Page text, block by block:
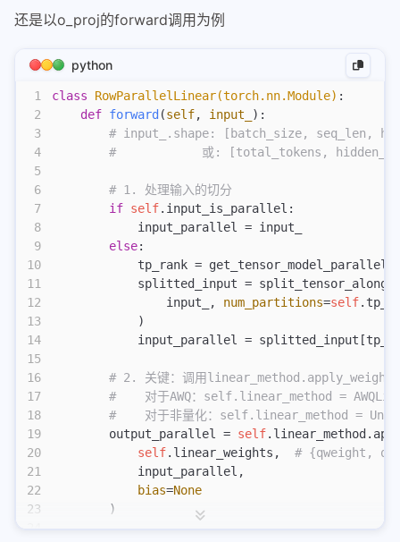
50
        return
{"qweight"
还是以o_proj的forward调用为例
python
1
2
3
4
5
6
7
8
9
10
11
12
13
14
15
16
17
18
19
20
21
22
23
class RowParallelLinear(torch.nn.Module) :
    def
forward (self, input_
):
# input_.shape: [batch_size, seq_len,
#            或: [total_tokens,
        # 1. 处理输入的切分
        if
self.input_is_parallel:
            input_parallel = input_
        else
:
tp_rank =
splitted_input =
                input_,
num_partitions=self
            )
input_parallel =
# 2. 关键：调用
#    对于AWQ：self.linear_method =
#    对于非量化：self.linear_method =
        output_parallel =
self
            self
.linear_weights, # {qweight,
            input_parallel,
            bias
=None
        )